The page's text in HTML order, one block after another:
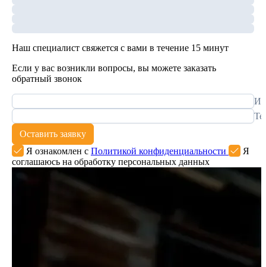
Наш специалист свяжется с вами в течение 15 минут
Если у вас возникли вопросы, вы можете заказать
обратный звонок
Оставить заявку
Я ознакомлен с Политикой конфиденциальности
Я
соглашаюсь на обработку персональных данных